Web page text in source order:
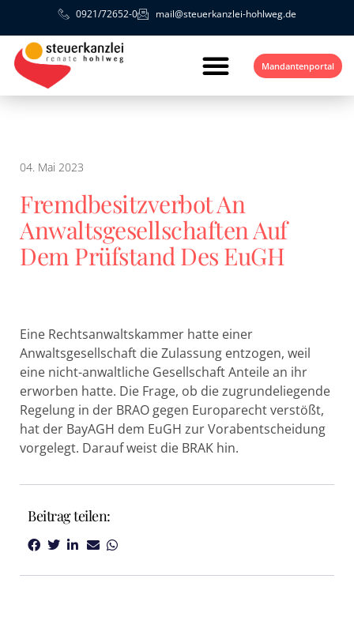
0921/72652-0 mail@steuerkanzlei-hohlweg.de
Mandantenportal
04. Mai 2023
Fremdbesitzverbot An
Anwaltsgesellschaften Auf
Dem Prüfstand Des EuGH
Eine Rechtsanwaltskammer hatte einer
Anwaltsgesellschaft die Zulassung entzogen, weil
eine nicht-anwaltliche Gesellschaft Anteile an ihr
erworben hatte. Die Frage, ob die zugrundeliegende
Regelung in der BRAO gegen Europarecht verstößt,
hat der BayAGH dem EuGH zur Vorabentscheidung
vorgelegt. Darauf weist die BRAK hin.
Beitrag teilen: